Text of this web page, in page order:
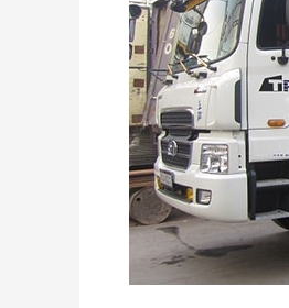
vận
chuyển
từ
Tp.HCM
Đi
–
Đà
Nẵng